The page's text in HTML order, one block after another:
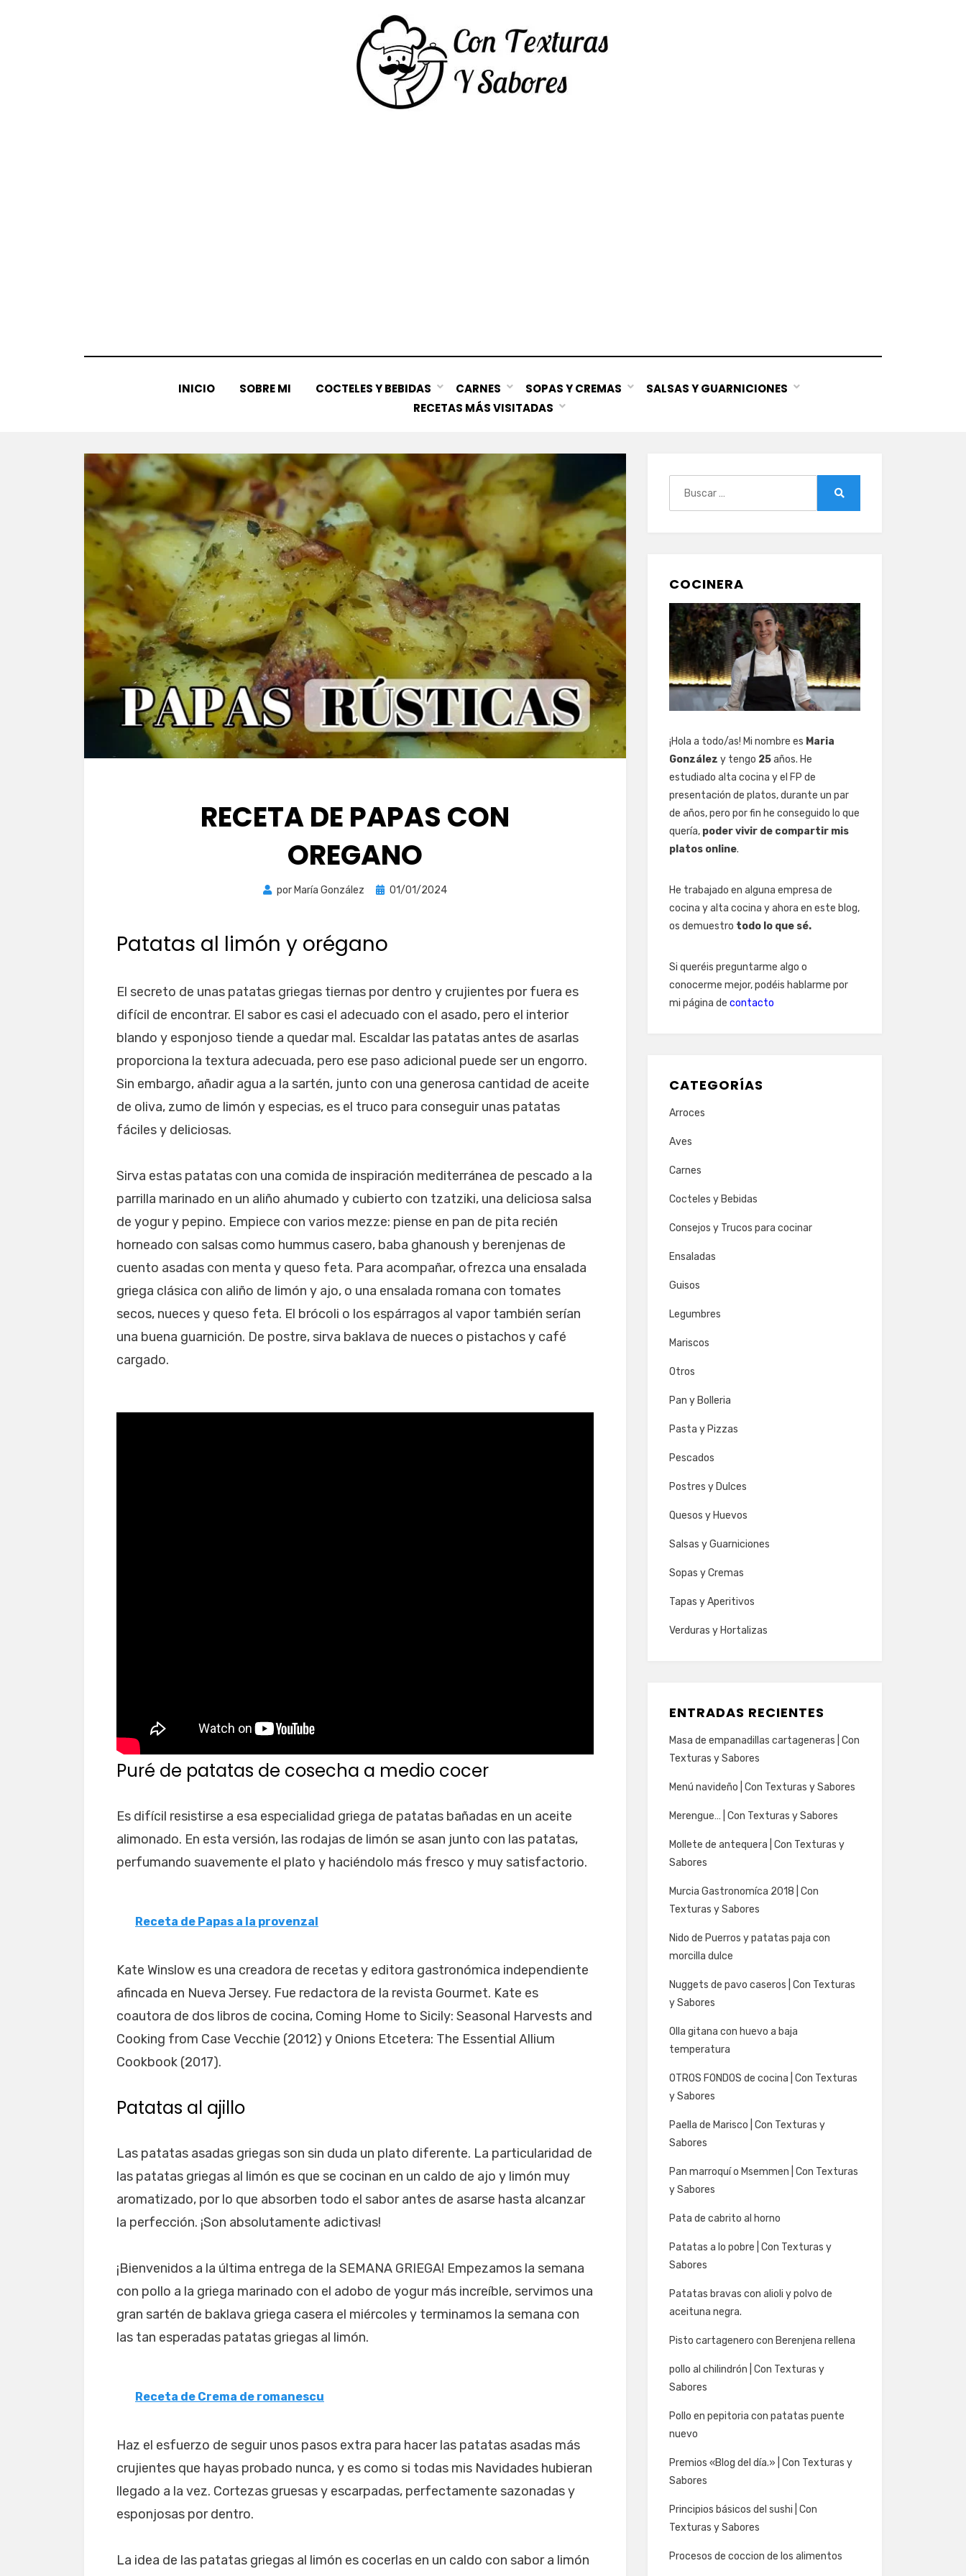
INICIO SOBRE MI COCTELES Y BEBIDAS CARNES SOPAS Y CREMAS
SALSAS Y GUARNICIONES
RECETAS MÁS VISITADAS
RECETA DE PAPAS CON
OREGANO
por María González
Publicada
01/01/2024
Patatas al limón y orégano
El secreto de unas patatas griegas tiernas por dentro y crujientes por fuera es
difícil de encontrar. El sabor es casi el adecuado con el asado, pero el interior
blando y esponjoso tiende a quedar mal. Escaldar las patatas antes de asarlas
proporciona la textura adecuada, pero ese paso adicional puede ser un engorro.
Sin embargo, añadir agua a la sartén, junto con una generosa cantidad de aceite
de oliva, zumo de limón y especias, es el truco para conseguir unas patatas
fáciles y deliciosas.
Sirva estas patatas con una comida de inspiración mediterránea de pescado a la
parrilla marinado en un aliño ahumado y cubierto con tzatziki, una deliciosa salsa
de yogur y pepino. Empiece con varios mezze: piense en pan de pita recién
horneado con salsas como hummus casero, baba ghanoush y berenjenas de
cuento asadas con menta y queso feta. Para acompañar, ofrezca una ensalada
griega clásica con aliño de limón y ajo, o una ensalada romana con tomates
secos, nueces y queso feta. El brócoli o los espárragos al vapor también serían
una buena guarnición. De postre, sirva baklava de nueces o pistachos y café
cargado.
Puré de patatas de cosecha a medio cocer
Es difícil resistirse a esa especialidad griega de patatas bañadas en un aceite
alimonado. En esta versión, las rodajas de limón se asan junto con las patatas,
perfumando suavemente el plato y haciéndolo más fresco y muy satisfactorio.
Receta de Papas a la provenzal
Kate Winslow es una creadora de recetas y editora gastronómica independiente
afincada en Nueva Jersey. Fue redactora de la revista Gourmet. Kate es
coautora de dos libros de cocina, Coming Home to Sicily: Seasonal Harvests and
Cooking from Case Vecchie (2012) y Onions Etcetera: The Essential Allium
Cookbook (2017).
Patatas al ajillo
Las patatas asadas griegas son sin duda un plato diferente. La particularidad de
las patatas griegas al limón es que se cocinan en un caldo de ajo y limón muy
aromatizado, por lo que absorben todo el sabor antes de asarse hasta alcanzar
la perfección. ¡Son absolutamente adictivas!
¡Bienvenidos a la última entrega de la SEMANA GRIEGA! Empezamos la semana
con pollo a la griega marinado con el adobo de yogur más increíble, servimos una
gran sartén de baklava griega casera el miércoles y terminamos la semana con
las tan esperadas patatas griegas al limón.
Receta de Crema de romanescu
Haz el esfuerzo de seguir unos pasos extra para hacer las patatas asadas más
crujientes que hayas probado nunca, y es como si todas mis Navidades hubieran
llegado a la vez. Cortezas gruesas y escarpadas, perfectamente sazonadas y
esponjosas por dentro.
La idea de las patatas griegas al limón es cocerlas en un caldo con sabor a limón
COCINERA
¡Hola a todo/as! Mi nombre es Maria
González y tengo 25años. He
estudiado alta cocina y el FP de
presentación de platos, durante un par
de años, pero por fin he conseguido lo que
quería, poder vivir de compartir mis
platos online.
He trabajado en alguna empresa de
cocina y alta cocina y ahora en este blog,
os demuestro todo lo que sé.
Si queréis preguntarme algo o
conocerme mejor, podéis hablarme por
mi página de contacto
CATEGORÍAS
Arroces
Aves
Carnes
Cocteles y Bebidas
Consejos y Trucos para cocinar
Ensaladas
Guisos
Legumbres
Mariscos
Otros
Pan y Bolleria
Pasta y Pizzas
Pescados
Postres y Dulces
Quesos y Huevos
Salsas y Guarniciones
Sopas y Cremas
Tapas y Aperitivos
Verduras y Hortalizas
ENTRADAS RECIENTES
Masa de empanadillas cartageneras | Con
Texturas y Sabores
Menú navideño | Con Texturas y Sabores
Merengue… | Con Texturas y Sabores
Mollete de antequera | Con Texturas y
Sabores
Murcia Gastronomíca 2018 | Con
Texturas y Sabores
Nido de Puerros y patatas paja con
morcilla dulce
Nuggets de pavo caseros | Con Texturas
y Sabores
Olla gitana con huevo a baja
temperatura
OTROS FONDOS de cocina | Con Texturas
y Sabores
Paella de Marisco | Con Texturas y
Sabores
Pan marroquí o Msemmen | Con Texturas
y Sabores
Pata de cabrito al horno
Patatas a lo pobre | Con Texturas y
Sabores
Patatas bravas con alioli y polvo de
aceituna negra.
Pisto cartagenero con Berenjena rellena
pollo al chilindrón | Con Texturas y
Sabores
Pollo en pepitoria con patatas puente
nuevo
Premios «Blog del día.» | Con Texturas y
Sabores
Principios básicos del sushi | Con
Texturas y Sabores
Procesos de coccion de los alimentos